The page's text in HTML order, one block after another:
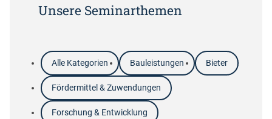
Unsere Seminarthemen
Alle Kategorien Bauleistungen Bieter
Fördermittel & Zuwendungen
Forschung & Entwicklung